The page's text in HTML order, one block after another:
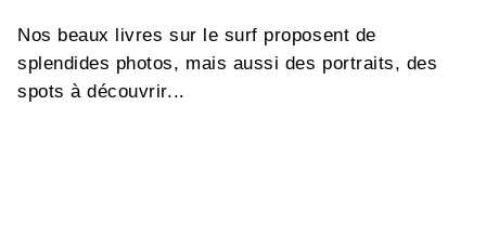
Nos beaux livres sur le surf proposent de
splendides photos, mais aussi des portraits, des
spots à découvrir...